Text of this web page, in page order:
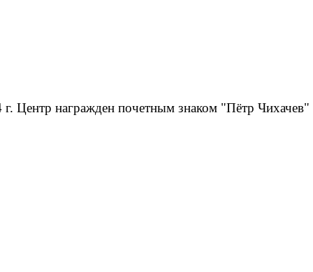
Центр награжден почетным знаком "Пётр Чихачев"